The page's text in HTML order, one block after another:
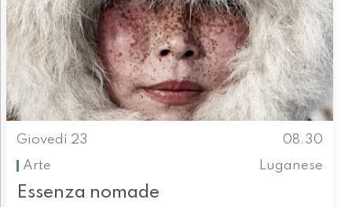
Giovedì 23
08.30
Arte
Luganese
Essenza nomade